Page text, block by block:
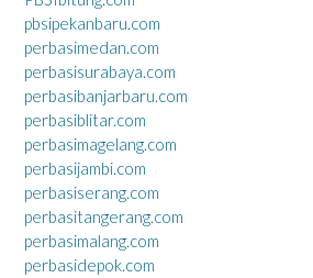
pbsipekanbaru.com
perbasimedan.com
perbasisurabaya.com
perbasibanjarbaru.com
perbasiblitar.com
perbasimagelang.com
perbasijambi.com
perbasiserang.com
perbasitangerang.com
perbasimalang.com
perbasidepok.com